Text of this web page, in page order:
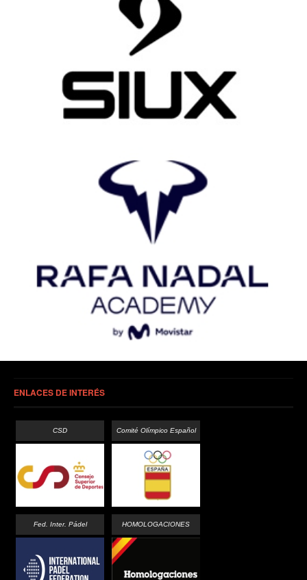
ENLACES DE INTERÉS
CSD Comité Olímpico Español
Fed. Inter. Pádel HOMOLOGACIONES